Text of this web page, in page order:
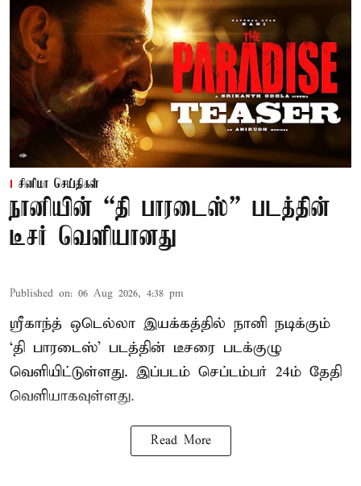
சினிமா செய்திகள்
நானியின் “தி பாரடைஸ்” படத்தின்
டீசர் வெளியானது
Published on: 06 Aug 2026, 4:38 pm
ஸ்ரீகாந்த் ஒடெல்லா இயக்கத்தில் நானி நடிக்கும்
‘தி பாரடைஸ்’ படத்தின் டீசரை படக்குழு
வெளியிட்டுள்ளது. இப்படம் செப்டம்பர் 24ம் தேதி
வெளியாகவுள்ளது.
Read More